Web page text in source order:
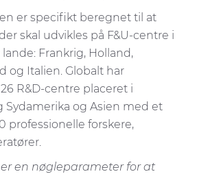
er specifikt beregnet til at
skal udvikles på F&U-centre i
Frankrig, Holland,
og Italien. Globalt har
R&D-centre placeret i
Sydamerika og Asien med et
professionelle forskere,
en nøgleparameter for at